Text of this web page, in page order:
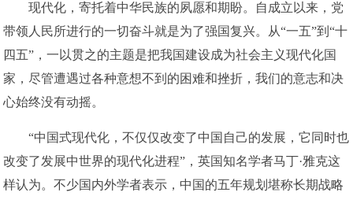
现代化，寄托着中华民族的夙愿和期盼。自成立以来，党
带领人民所进行的一切奋斗就是为了强国复兴。从“一五”到“十
四五”，一以贯之的主题是把我国建设成为社会主义现代化国
家，尽管遭遇过各种意想不到的困难和挫折，我们的意志和决
心始终没有动摇。
“中国式现代化，不仅仅改变了中国自己的发展，它同时也
改变了发展中世界的现代化进程”，英国知名学者马丁·雅克这
样认为。不少国内外学者表示，中国的五年规划堪称长期战略